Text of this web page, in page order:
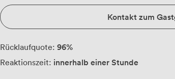
Kontakt zum
Rücklaufquote: 96%
Reaktionszeit: innerhalb einer Stunde